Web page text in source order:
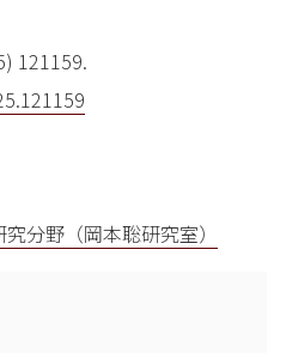
121159.
分野（岡本聡研究室）